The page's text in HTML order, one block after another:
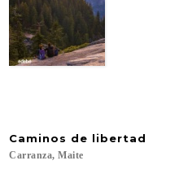
Caminos de libertad
Carranza, Maite